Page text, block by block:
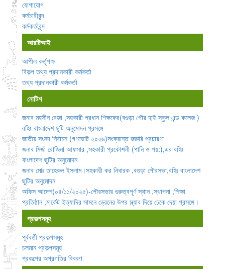
যোগাযোগ
কর্মচারীবৃন্দ
কর্মকর্তাবৃন্দ
আরটিআই
আপীল কর্তৃপক্ষ
বিকল্প তথ্য প্রদানকারী কর্মকর্তা
তথ্য প্রদানকারী কর্মকর্তা
নোটিশ
জনাব মহসীন রেজা ,সহকারী প্রধান শিক্ষকের(বগুড়া পৌর হাই স্কুল এন্ড কলেজ )
বহিঃ বাংলাদেশ ছুটি অনুমোদন প্রসঙ্গে
জাতীয় সংসদ নির্বাচন (গণভোট ২০২৬)সংক্রান্ত জরুরি প্রচারণা
জনাব মির্জা রোজিনা আফসার ,সহকারী প্রকৌশলী (পানি ও পয়:),এর বহিঃ
বাংলাদেশ ছুটির অনুমোদন
জনাব মোঃ তাহেরুল ইসলাম।সহকারী কর নিধারক ,বগুড়া পৌরসভা,বহিঃ বাংলাদেশ
ছুটির অনুমোদন
অফিস আদেশ(০৪/১১/২০২৫)-পৌরসভার গুরুত্বপূর্ণ স্থান ,স্থাপনা ,শিক্ষা
প্রতিষ্ঠান ,মার্কেট ইত্যাদির সামনে ড্রেনের উপর স্ল্যাব দিয়ে ঢেকে দেয়া প্রসঙ্গে।
প্রকল্পসমূহ
পূর্ববর্তী প্রকল্পসমূহ
চলমান প্রকল্পসমূহ
প্রকল্পের অগ্রগতির বিবরণ